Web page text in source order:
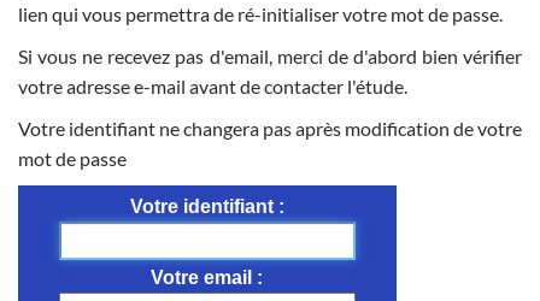
lien qui vous permettra de ré-initialiser votre mot de passe.
Si vous ne recevez pas d'email, merci de d'abord bien vérifier
votre adresse e-mail avant de contacter l'étude.
Votre identifiant ne changera pas après modification de votre
mot de passe
Votre identifiant
Votre email